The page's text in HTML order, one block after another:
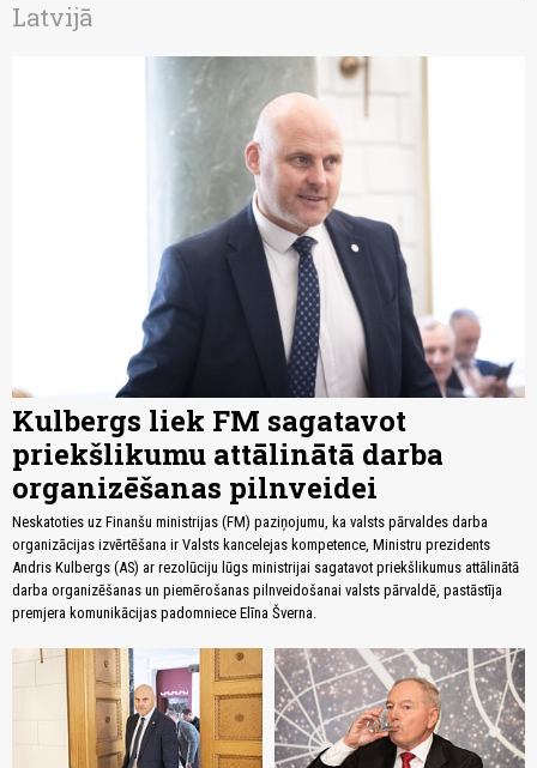
Latvijā
Kulbergs liek FM sagatavot
priekšlikumu attālinātā darba
organizēšanas pilnveidei
Neskatoties uz Finanšu ministrijas (FM) paziņojumu, ka valsts pārvaldes darba
organizācijas izvērtēšana ir Valsts kancelejas kompetence, Ministru prezidents
Andris Kulbergs (AS) ar rezolūciju lūgs ministrijai sagatavot priekšlikumus attālinātā
darba organizēšanas un piemērošanas pilnveidošanai valsts pārvaldē, pastāstīja
premjera komunikācijas padomniece Elīna Šverna.